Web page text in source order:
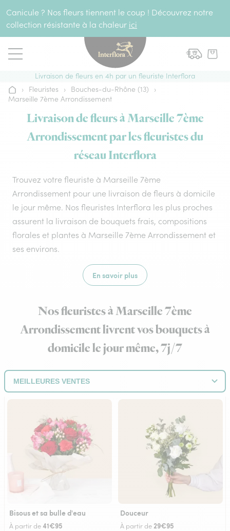
Canicule ? Nos fleurs tiennent le coup ! Découvrez notre
collection résistante à la chaleur ici
Livraison de fleurs en 4h par un fleuriste Interflora
Accueil
› Fleuristes › Bouches-du-Rhône (13)
›
Marseille 7ème Arrondissement
Livraison de fleurs à Marseille 7ème
Arrondissement par les fleuristes du
réseau Interflora
Trouvez votre fleuriste à Marseille 7ème
Arrondissement pour une livraison de fleurs à domicile
le jour même. Nos fleuristes Interflora les plus proches
assurent la livraison de bouquets frais, compositions
florales et plantes à Marseille 7ème Arrondissement et
ses environs.
En savoir plus
Nos fleuristes à Marseille 7ème
Arrondissement livrent vos bouquets à
domicile le jour même, 7j/7
Bisous et sa bulle d'eau
À partir de41€95
Douceur
À partir de29€95